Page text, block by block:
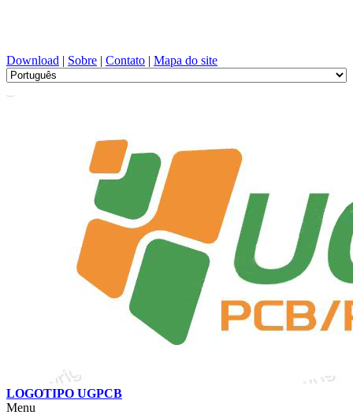
Download | Sobre | Contato | Mapa do site
LOGOTIPO UGPCB
Menu